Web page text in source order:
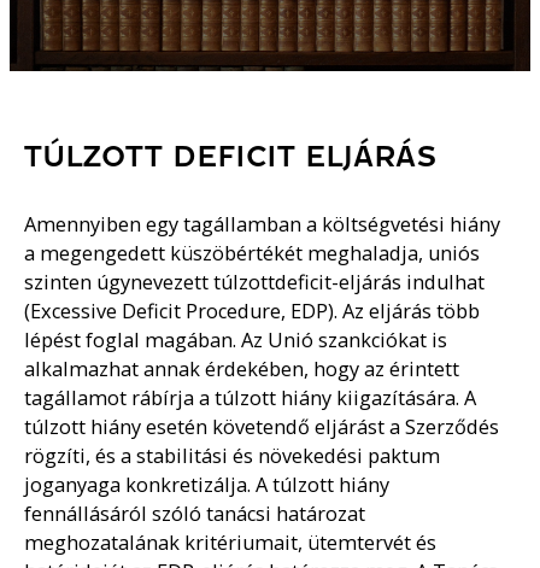
TÚLZOTT DEFICIT ELJÁRÁS
Amennyiben egy tagállamban a költségvetési hiány
a megengedett küszöbértékét meghaladja, uniós
szinten úgynevezett túlzottdeficit-eljárás indulhat
(Excessive Deficit Procedure, EDP). Az eljárás több
lépést foglal magában. Az Unió szankciókat is
alkalmazhat annak érdekében, hogy az érintett
tagállamot rábírja a túlzott hiány kiigazítására. A
túlzott hiány esetén követendő eljárást a Szerződés
rögzíti, és a stabilitási és növekedési paktum
joganyaga konkretizálja. A túlzott hiány
fennállásáról szóló tanácsi határozat
meghozatalának kritériumait, ütemtervét és